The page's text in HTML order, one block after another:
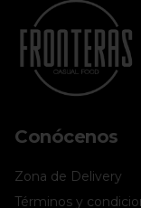
Conócenos
Zona de Delivery
Términos y